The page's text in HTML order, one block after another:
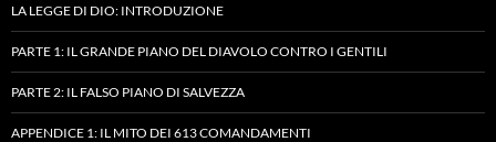
LA LEGGE DI DIO: INTRODUZIONE
PARTE 1: IL GRANDE PIANO DEL DIAVOLO CONTRO I GENTILI
PARTE 2: IL FALSO PIANO DI SALVEZZA
APPENDICE 1: IL MITO DEI 613 COMANDAMENTI